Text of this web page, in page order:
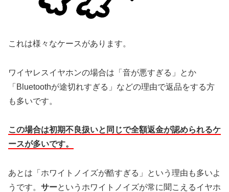
これは様々なケースがあります。
ワイヤレスイヤホンの場合は「音が悪すぎる」とか
「Bluetoothが途切れすぎる」などの理由で返品をする方
も多いです。
この場合は初期不良扱いと同じで全額返金が認められるケ
ースが多いです。
あとは「ホワイトノイズが酷すぎる」という理由も多いよ
うです。 サーというホワイトノイズが常に聞こえるイヤホ